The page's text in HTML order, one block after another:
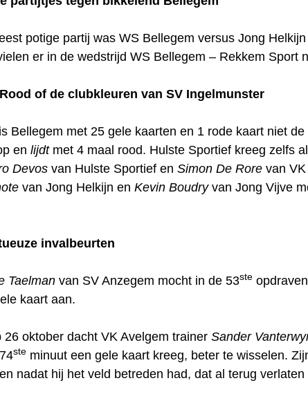
potige partij was WS Bellegem versus Jong
er in de wedstrijd WS Bellegem – Rekkem Sport
of de clubkleuren van SV Ingelmunster
Bellegem met 25 gele kaarten en 1 rode kaart niet
en lijdtmet 4 maal rood. Hulste Sportief kreeg zelfs
Devos van Hulste Sportief en Simon De Rore van
van Jong Helkijn en Kevin Boudryvan Jong Vijve
invalbeurten
Taelman van SV Anzegem mocht in de 53ste
kaart aan.
26 oktober dacht VK Avelgem trainer Sander
ste minuut een gele kaart kreeg, beter te wisselen.
nadat hij het veld betreden had, dat al terug